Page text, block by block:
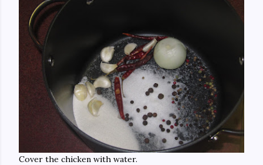
Cover the chicken with water.